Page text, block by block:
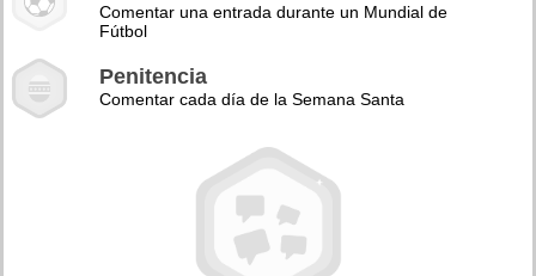
Comentar una entrada durante un Mundial de
Fútbol
Penitencia
Comentar cada día de la Semana Santa